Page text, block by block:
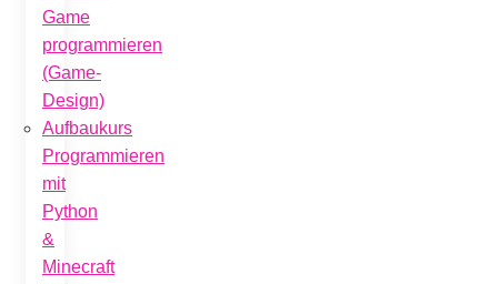
Game
programmieren
(Game-
Design)
Aufbaukurs
Programmieren
mit
Python
&
Minecraft